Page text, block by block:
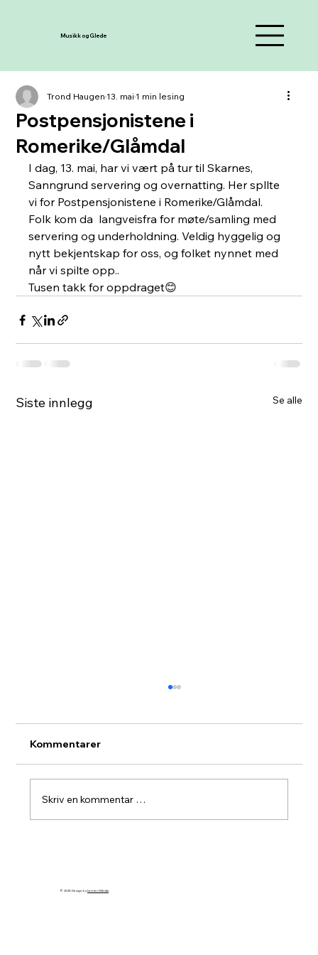
Musikk og Glede
Postpensjonistene i
Romerike/Glåmdal
Trond Haugen13. mai1 min lesing
I dag, 13. mai, har vi vært på tur til Skarnes,
Sanngrund servering og overnatting. Her spllte
vi for Postpensjonistene i Romerike/Glåmdal.
Folk kom da  langveisfra for møte/samling med
servering og underholdning. Veldig hyggelig og
nytt bekjentskap for oss, og folket nynnet med
når vi spilte opp..
Tusen takk for oppdraget😊
Siste innlegg Se alle
Vestre Toten turnè
Kommentarer
Skriv en kommentar …
© 2025 Design byLemen Media